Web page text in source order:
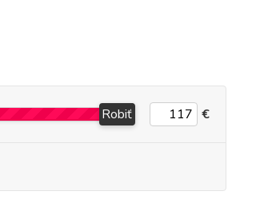
Robiť €